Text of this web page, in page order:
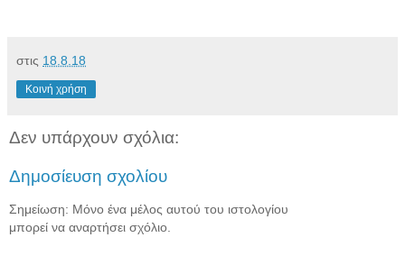
στις 18.8.18
Κοινή χρήση
Δεν υπάρχουν σχόλια:
Δημοσίευση σχολίου
Σημείωση: Μόνο ένα μέλος αυτού του ιστολογίου
μπορεί να αναρτήσει σχόλιο.